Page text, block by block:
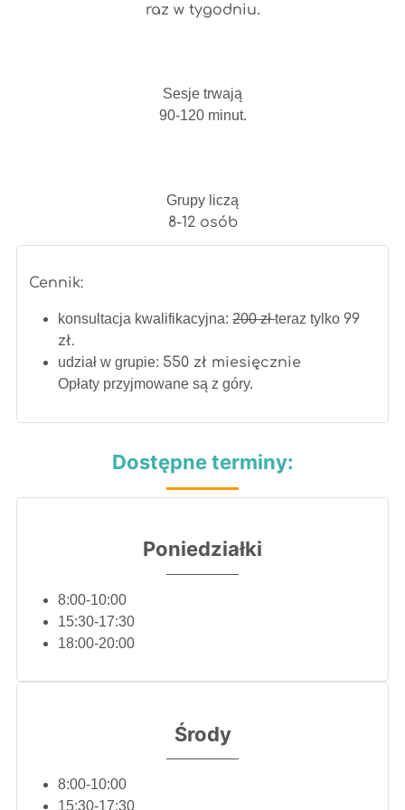
raz w tygodniu.
Sesje trwają
90-120 minut.
Grupy liczą
8-12 osób
Cennik:
konsultacja kwalifikacyjna:200 złteraz tylko99
zł.
udział w grupie: 550 zł miesięcznie
Opłaty przyjmowane są z góry.
Dostępne terminy:
Poniedziałki
8:00-10:00
15:30-17:30
18:00-20:00
Środy
8:00-10:00
15:30-17:30